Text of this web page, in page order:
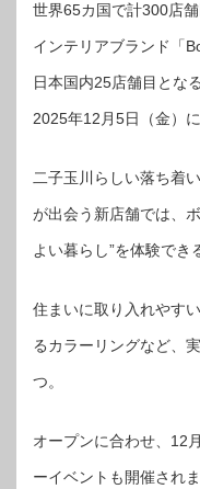
世界65カ国で計300店
インテリアブランド「
日本国内25店舗目とな
2025年12月5日（金）
二子玉川らしい落ち着
が出会う新店舗では、
よい暮らし”を体験でき
住まいに取り入れやす
るカラーリングなど、
つ。
オープンに合わせ、12
ーイベントも開催されま